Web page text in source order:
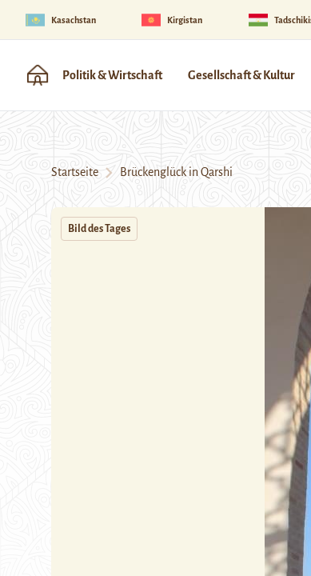
Kasachstan Kirgistan
Politik & Wirtschaft Gesellschaft & Kultur
Startseite Brückenglück in Qarshi
Bild des Tages